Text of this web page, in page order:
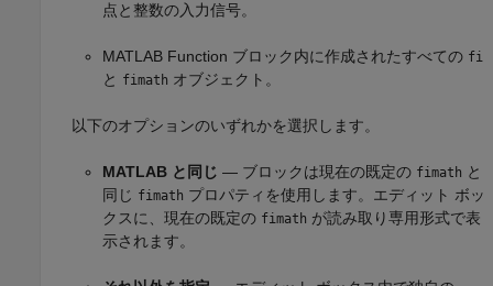
点と整数の入力信号。
MATLAB Function ブロック内に作成されたすべての fi
と fimath オブジェクト。
以下のオプションのいずれかを選択します。
MATLAB と同じ — ブロックは現在の既定の fimath と
同じ fimath プロパティを使用します。エディット ボッ
クスに、現在の既定の fimath が読み取り専用形式で表
示されます。